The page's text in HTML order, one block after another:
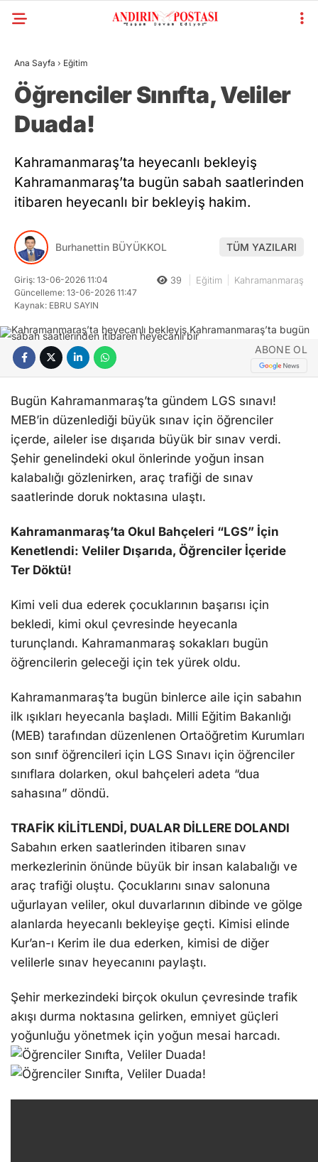
Ana Sayfa › Eğitim
Öğrenciler Sınıfta, Veliler
Duada!
Kahramanmaraş’ta heyecanlı bekleyiş
Kahramanmaraş’ta bugün sabah saatlerinden
itibaren heyecanlı bir bekleyiş hakim.
Burhanettin BÜYÜKKOL TÜM YAZILARI
Giriş: 13-06-2026 11:04
Güncelleme: 13-06-2026 11:47
Kaynak: EBRU SAYIN
39 Eğitim Kahramanmaraş
ABONE OL
Bugün Kahramanmaraş’ta gündem LGS sınavı!
MEB’in düzenlediği büyük sınav için öğrenciler
içerde, aileler ise dışarıda büyük bir sınav verdi.
Şehir genelindeki okul önlerinde yoğun insan
kalabalığı gözlenirken, araç trafiği de sınav
saatlerinde doruk noktasına ulaştı.
Kahramanmaraş’ta Okul Bahçeleri “LGS” İçin
Kenetlendi: Veliler Dışarıda, Öğrenciler İçeride
Ter Döktü!
Kimi veli dua ederek çocuklarının başarısı için
bekledi, kimi okul çevresinde heyecanla
turunçlandı. Kahramanmaraş sokakları bugün
öğrencilerin geleceği için tek yürek oldu.
Kahramanmaraş’ta bugün binlerce aile için sabahın
ilk ışıkları heyecanla başladı. Milli Eğitim Bakanlığı
(MEB) tarafından düzenlenen Ortaöğretim Kurumları
son sınıf öğrencileri için LGS Sınavı için öğrenciler
sınıflara dolarken, okul bahçeleri adeta “dua
sahasına” döndü.
TRAFİK KİLİTLENDİ, DUALAR DİLLERE DOLANDI
Sabahın erken saatlerinden itibaren sınav
merkezlerinin önünde büyük bir insan kalabalığı ve
araç trafiği oluştu. Çocuklarını sınav salonuna
uğurlayan veliler, okul duvarlarının dibinde ve gölge
alanlarda heyecanlı bekleyişe geçti. Kimisi elinde
Kur’an-ı Kerim ile dua ederken, kimisi de diğer
velilerle sınav heyecanını paylaştı.
Şehir merkezindeki birçok okulun çevresinde trafik
akışı durma noktasına gelirken, emniyet güçleri
yoğunluğu yönetmek için yoğun mesai harcadı.